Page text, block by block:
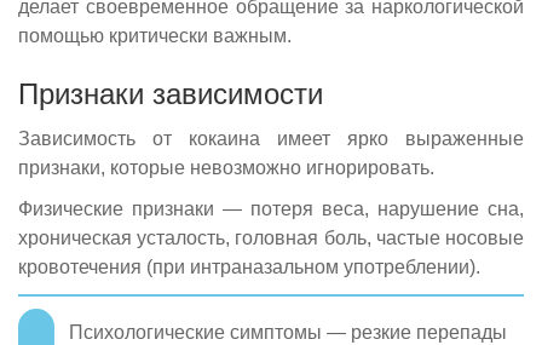
делает своевременное обращение за наркологической
помощью критически важным.
Признаки зависимости
Зависимость от кокаина имеет ярко выраженные
признаки, которые невозможно игнорировать.
Физические признаки — потеря веса, нарушение сна,
хроническая усталость, головная боль, частые носовые
кровотечения (при интраназальном употреблении).
Психологические симптомы — резкие перепады